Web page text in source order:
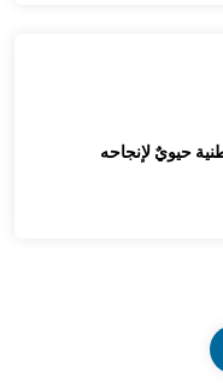
حيويٌ لإنجاحه